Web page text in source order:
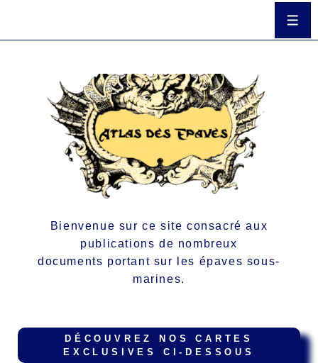
Bienvenue sur ce site consacré aux
publications de nombreux
documents portant sur les épaves sous-
marines.
DÉCOUVREZ NOS CARTES
EXCLUSIVES CI-DESSOUS